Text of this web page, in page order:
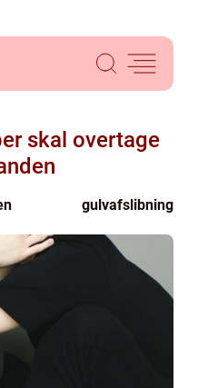
skal overtage
gulvafslibning